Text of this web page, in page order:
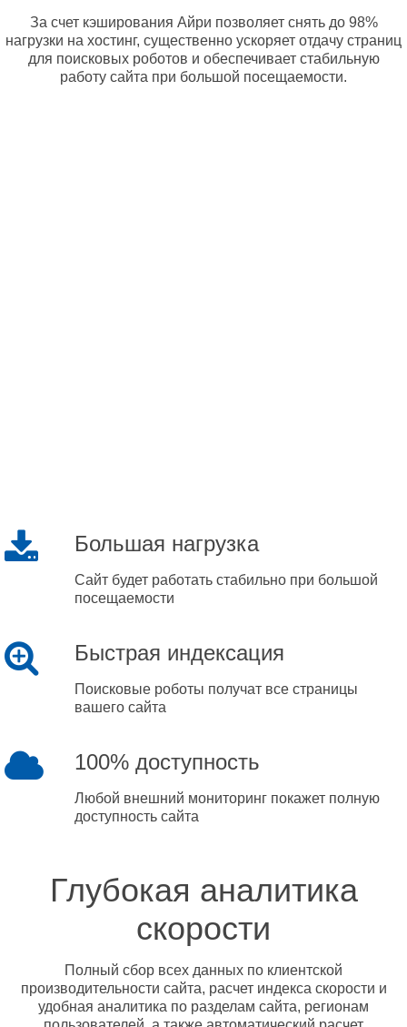
За счет кэширования Айри позволяет снять до 98%
нагрузки на хостинг, существенно ускоряет отдачу страниц
для поисковых роботов и обеспечивает стабильную
работу сайта при большой посещаемости.
Большая нагрузка
Сайт будет работать стабильно при большой
посещаемости
Быстрая индексация
Поисковые роботы получат все страницы
вашего сайта
100% доступность
Любой внешний мониторинг покажет полную
доступность сайта
Глубокая аналитика
скорости
Полный сбор всех данных по клиентской
производительности сайта, расчет индекса скорости и
удобная аналитика по разделам сайта, регионам